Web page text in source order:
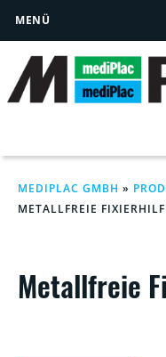
MENÜ
MEDIPLAC GMBH »
METALLFREIE
Metallfreie